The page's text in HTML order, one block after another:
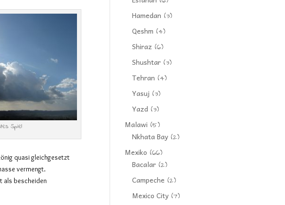
Spiel
quasi gleichgesetzt
vermengt.
als bescheiden
Hamedan (3)
Qeshm (4)
Shiraz (6)
Shushtar (3)
Tehran (4)
Yasuj (3)
Yazd (3)
Malawi (5)
Nkhata Bay (2)
Mexiko (66)
Bacalar (2)
Campeche (2)
Mexico City (7)